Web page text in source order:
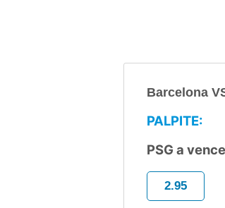
Barcelona
PALPITE:
PSG a
2.95